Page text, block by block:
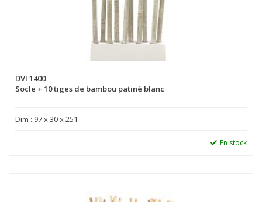
DVI 1400
Socle + 10 tiges de bambou patiné blanc
Dim : 97 x 30 x 251
En stock